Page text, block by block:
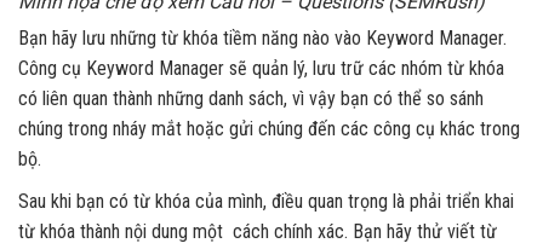
Bạn hãy lưu những từ khóa tiềm năng nào vào Keyword Manager.
Công cụ Keyword Manager sẽ quản lý, lưu trữ các nhóm từ khóa
có liên quan thành những danh sách, vì vậy bạn có thể so sánh
chúng trong nháy mắt hoặc gửi chúng đến các công cụ khác trong
bộ.
Sau khi bạn có từ khóa của mình, điều quan trọng là phải triển khai
từ khóa thành nội dung một cách chính xác. Bạn hãy thử viết từ